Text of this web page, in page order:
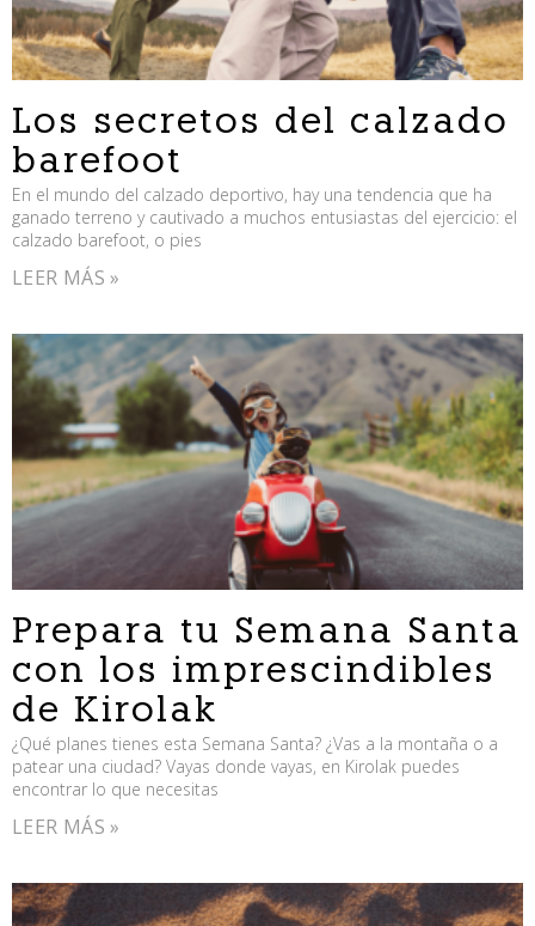
Los secretos del calzado
barefoot
En el mundo del calzado deportivo, hay una tendencia que ha
ganado terreno y cautivado a muchos entusiastas del ejercicio: el
calzado barefoot, o pies
LEER MÁS »
Prepara tu Semana Santa
con los imprescindibles
de Kirolak
¿Qué planes tienes esta Semana Santa? ¿Vas a la montaña o a
patear una ciudad? Vayas donde vayas, en Kirolak puedes
encontrar lo que necesitas
LEER MÁS »